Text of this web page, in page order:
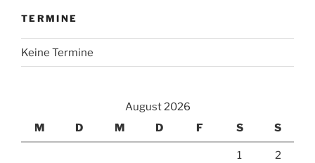
TERMINE
Keine Termine
August 2026
M
D M D F S S
1 2